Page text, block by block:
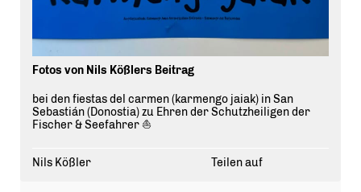
Fotos von Nils Kößlers Beitrag
bei den fiestas del carmen (karmengo jaiak) in San
Sebastián (Donostia) zu Ehren der Schutzheiligen der
Fischer & Seefahrer ⛵️
Nils Kößler Teilen auf